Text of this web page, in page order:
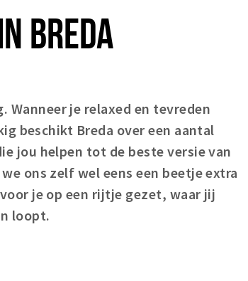
BREDA
Wanneer je relaxed en tevreden
beschikt Breda over een aantal
jou helpen tot de beste versie van
ons zelf wel eens een beetje extra
je op een rijtje gezet, waar jij
loopt.